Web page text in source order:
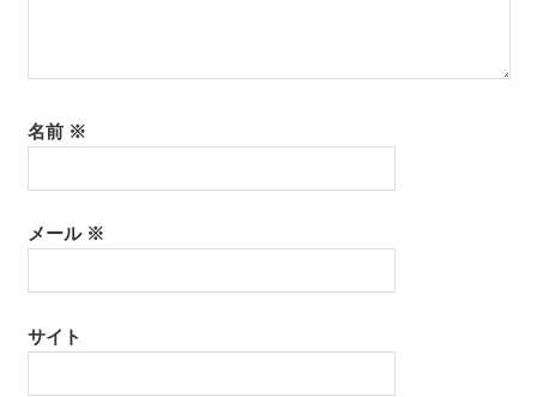
名前 ※
メール ※
サイト